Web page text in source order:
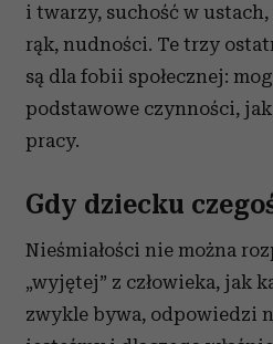
i twarzy, suchość w
rąk, nudności. Te trzy
są dla fobii społecznej:
podstawowe czynności,
pracy.
Gdy dziecku
Nieśmiałości nie można
„wyjętej” z człowieka, jak
zwykle bywa, odpowiedzi